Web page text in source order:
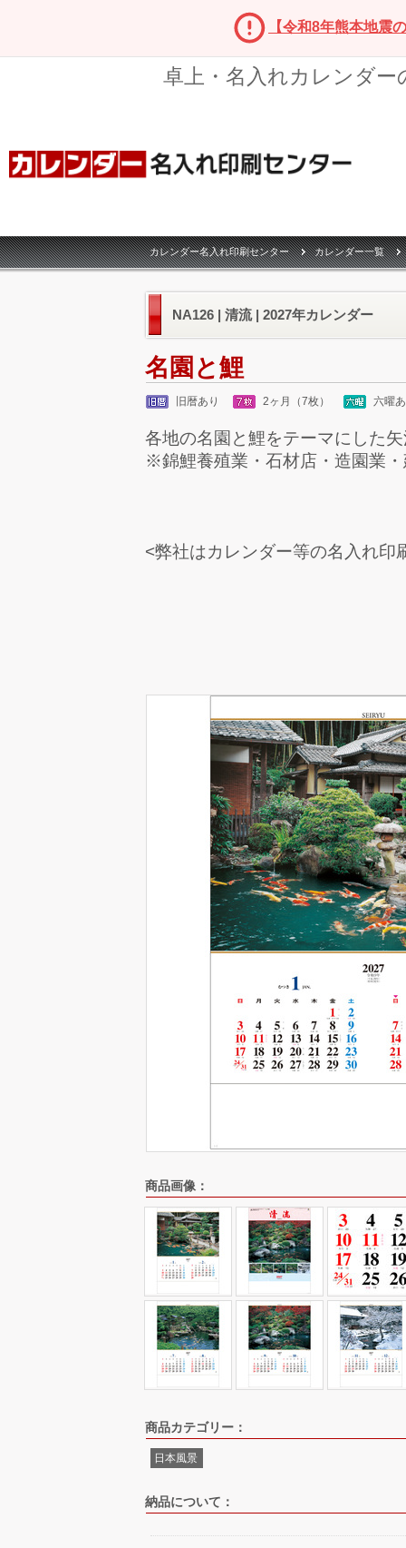
【令和8年熊本地震
卓上・名入れカレンダ
カレンダー名入れ印刷センター カレンダー一覧
NA126 | 清流 | 2027年カレンダー
名園と鯉
旧暦あり 2ヶ月（7枚） 六曜
各地の名園と鯉をテーマにした
※錦鯉養殖業・石材店・造園業
<弊社はカレンダー等の名入れ印
商品画像：
商品カテゴリー：
日本風景
納品について：